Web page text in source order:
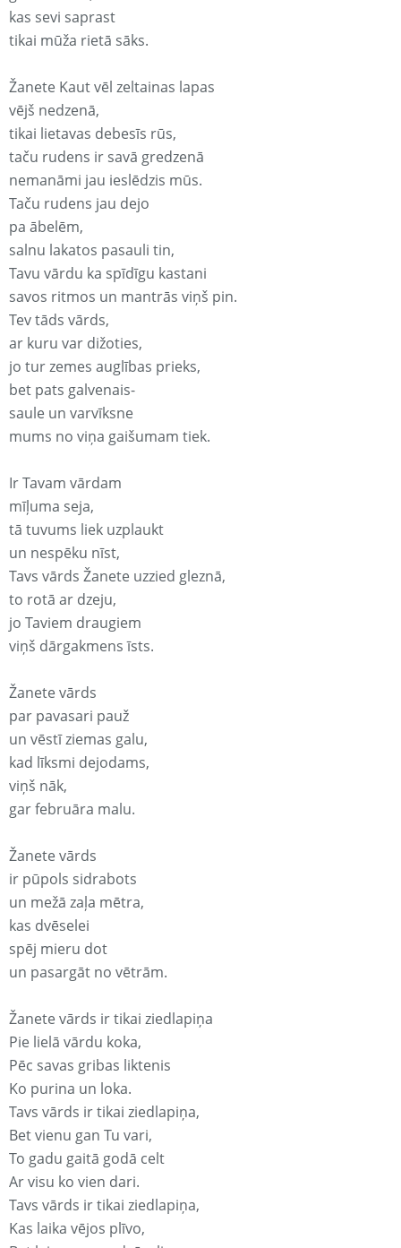
kas sevi saprast
tikai mūža rietā sāks.
Žanete Kaut vēl zeltainas lapas
vējš nedzenā,
tikai lietavas debesīs rūs,
taču rudens ir savā gredzenā
nemanāmi jau ieslēdzis mūs.
Taču rudens jau dejo
pa ābelēm,
salnu lakatos pasauli tin,
Tavu vārdu ka spīdīgu kastani
savos ritmos un mantrās viņš pin.
Tev tāds vārds,
ar kuru var dižoties,
jo tur zemes auglības prieks,
bet pats galvenais-
saule un varvīksne
mums no viņa gaišumam tiek.
Ir Tavam vārdam
mīļuma seja,
tā tuvums liek uzplaukt
un nespēku nīst,
Tavs vārds Žanete uzzied gleznā,
to rotā ar dzeju,
jo Taviem draugiem
viņš dārgakmens īsts.
Žanete vārds
par pavasari pauž
un vēstī ziemas galu,
kad līksmi dejodams,
viņš nāk,
gar februāra malu.
Žanete vārds
ir pūpols sidrabots
un mežā zaļa mētra,
kas dvēselei
spēj mieru dot
un pasargāt no vētrām.
Žanete vārds ir tikai ziedlapiņa
Pie lielā vārdu koka,
Pēc savas gribas liktenis
Ko purina un loka.
Tavs vārds ir tikai ziedlapiņa,
Bet vienu gan Tu vari,
To gadu gaitā godā celt
Ar visu ko vien dari.
Tavs vārds ir tikai ziedlapiņa,
Kas laika vējos plīvo,